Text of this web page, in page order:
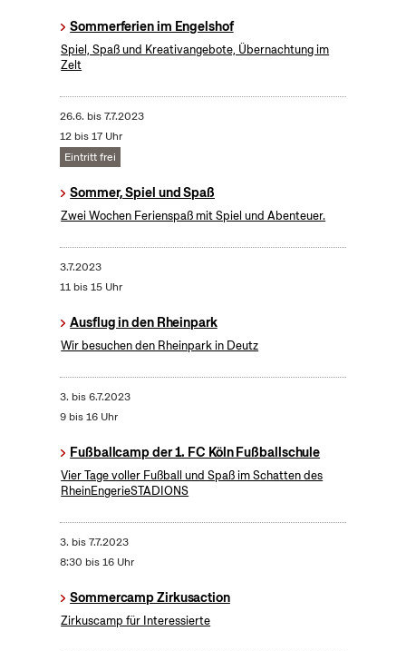
Sommerferien im Engelshof
Spiel, Spaß und Kreativangebote, Übernachtung im
Zelt
26.6. bis7.7.2023
12 bis 17 Uhr
Eintritt frei
Sommer, Spiel und Spaß
Zwei Wochen Ferienspaß mit Spiel und Abenteuer.
3.7.2023
11 bis 15 Uhr
Ausflug in den Rheinpark
Wir besuchen den Rheinpark in Deutz
3. bis6.7.2023
9 bis 16 Uhr
Fußballcamp der 1. FC Köln Fußballschule
Vier Tage voller Fußball und Spaß im Schatten des
RheinEngerieSTADIONS
3. bis7.7.2023
8:30 bis 16 Uhr
Sommercamp Zirkusaction
Zirkuscamp für Interessierte